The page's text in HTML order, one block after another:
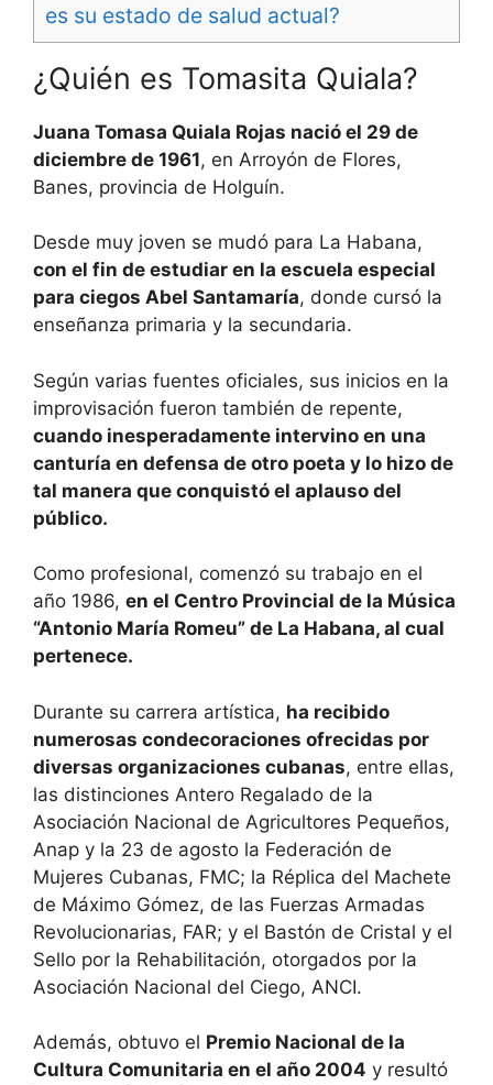
es su estado de salud actual?
¿Quién es Tomasita Quiala?
Juana Tomasa Quiala Rojas nació el 29 de
diciembre de 1961, en Arroyón de Flores,
Banes, provincia de Holguín.
Desde muy joven se mudó para La Habana,
con el fin de estudiar en la escuela especial
para ciegos Abel Santamaría, donde cursó la
enseñanza primaria y la secundaria.
Según varias fuentes oficiales, sus inicios en la
improvisación fueron también de repente,
cuando inesperadamente intervino en una
canturía en defensa de otro poeta y lo hizo de
tal manera que conquistó el aplauso del
público.
Como profesional, comenzó su trabajo en el
año 1986, en el Centro Provincial de la Música
“Antonio María Romeu” de La Habana, al cual
pertenece.
Durante su carrera artística, ha recibido
numerosas condecoraciones ofrecidas por
diversas organizaciones cubanas, entre ellas,
las distinciones Antero Regalado de la
Asociación Nacional de Agricultores Pequeños,
Anap y la 23 de agosto la Federación de
Mujeres Cubanas, FMC; la Réplica del Machete
de Máximo Gómez, de las Fuerzas Armadas
Revolucionarias, FAR; y el Bastón de Cristal y el
Sello por la Rehabilitación, otorgados por la
Asociación Nacional del Ciego, ANCI.
Además, obtuvo el Premio Nacional de la
Cultura Comunitaria en el año 2004 y resultó